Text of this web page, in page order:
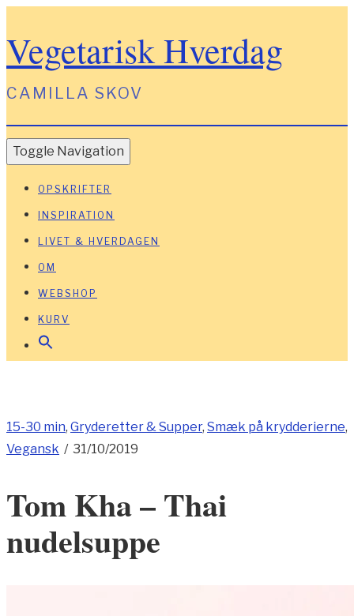
Vegetarisk Hverdag
CAMILLA SKOV
Toggle Navigation
OPSKRIFTER
INSPIRATION
LIVET & HVERDAGEN
OM
WEBSHOP
KURV
15-30 min, Gryderetter & Supper, Smæk på krydderierne,
Vegansk / 31/10/2019
Tom Kha – Thai
nudelsuppe